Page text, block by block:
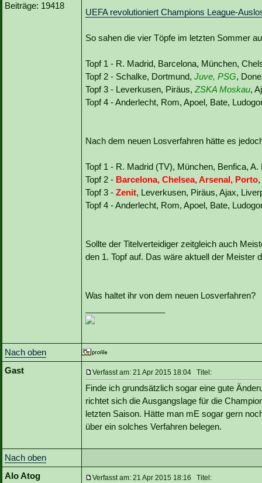
Beiträge: 19418
UEFA revolutioniert Champions League-
So sahen die vier Töpfe im letzten Sommer
Topf 1 - R. Madrid, Barcelona, München,
Topf 2 - Schalke, Dortmund, Juve, PSG,
Topf 3 - Leverkusen, Piräus, ZSKA Moskau,
Topf 4 - Anderlecht, Rom, Apoel, Bate,
Nach dem neuen Losverfahren hätte es
Topf 1 - R. Madrid (TV), München, Benfica,
Topf 2 - Barcelona, Chelsea, Arsenal, Porto
Topf 3 - Zenit, Leverkusen, Piräus, Ajax,
Topf 4 - Anderlecht, Rom, Apoel, Bate,
Sollte der Titelverteidiger zeitgleich auch
den 1. Topf auf. Das wäre aktuell der Meister
Was haltet ihr von dem neuen Losverfahren?
Nach oben
Gast
Verfasst am: 21 Apr 2015 18:04 Titel:
Finde ich grundsätzlich sogar eine gute
richtet sich die Ausgangslage für die
letzten Saison. Hätte man mE sogar gern
über ein solches Verfahren belegen.
Nach oben
Alo Atog
Verfasst am: 21 Apr 2015 18:16 Titel: